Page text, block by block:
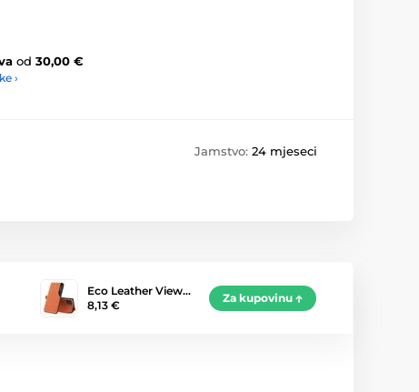
od 30,00 €
›
Jamstvo: 24 mjeseci
Eco Leather View…
8,13 €
Za kupovinu